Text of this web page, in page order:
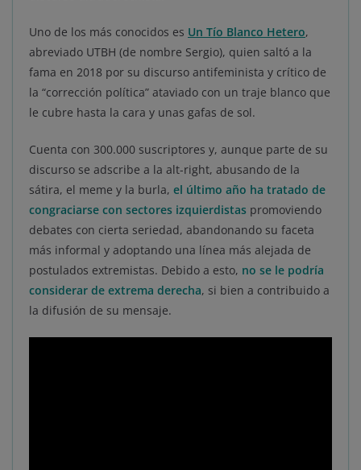
Uno de los más conocidos es Un Tío Blanco Hetero,
abreviado UTBH (de nombre Sergio), quien saltó a la
fama en 2018 por su discurso antifeminista y crítico de
la “corrección política” ataviado con un traje blanco que
le cubre hasta la cara y unas gafas de sol.
Cuenta con 300.000 suscriptores y, aunque parte de su
discurso se adscribe a la alt-right, abusando de la
sátira, el meme y la burla, el último año ha tratado de
congraciarse con sectores izquierdistas promoviendo
debates con cierta seriedad, abandonando su faceta
más informal y adoptando una línea más alejada de
postulados extremistas. Debido a esto, no se le podría
considerar de extrema derecha, si bien a contribuido a
la difusión de su mensaje.